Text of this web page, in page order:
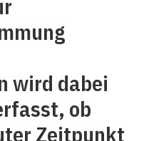
wird dabei
ob
Zeitpunkt